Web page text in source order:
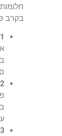
בקרב
1. סמליות ומטאפורות:
2. זכרונות מודחקים וטראומה:
3. הלא מודע הקולקטיבי: